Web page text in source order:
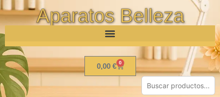
Aparatos Belleza
0,00 € 0